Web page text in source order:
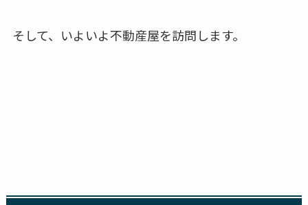
そして、いよいよ不動産屋を訪問します。